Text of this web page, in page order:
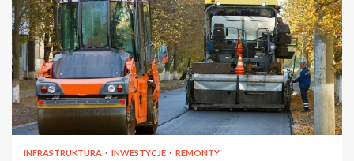
INFRASTRUKTURA INWESTYCJE REMONTY